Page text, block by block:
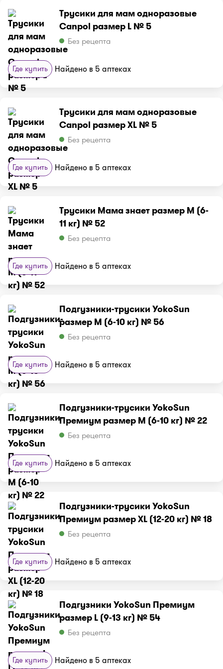
Трусики для мам одноразовые
Canpol размер L № 5
Без рецепта
Где купить Найдено в 5 аптеках
Трусики для мам одноразовые
Canpol размер XL № 5
Без рецепта
Где купить Найдено в 5 аптеках
Трусики Мама знает размер M (6-
11 кг) № 52
Без рецепта
Где купить Найдено в 5 аптеках
Подгузники-трусики YokoSun
размер M (6-10 кг) № 56
Без рецепта
Где купить Найдено в 5 аптеках
Подгузники-трусики YokoSun
Премиум размер M (6-10 кг) № 22
Без рецепта
Где купить Найдено в 5 аптеках
Подгузники-трусики YokoSun
Премиум размер XL (12-20 кг) № 18
Без рецепта
Где купить Найдено в 5 аптеках
Подгузники YokoSun Премиум
размер L (9-13 кг) № 54
Без рецепта
Где купить Найдено в 5 аптеках